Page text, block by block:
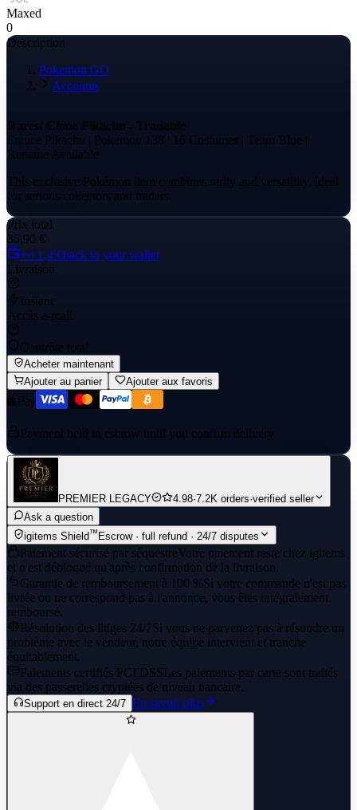
Maxed
0
Description
Pokemon GO
Accounts
Rarest Clone Pikachu - Tradable
France Pikachu | Pokémon 138 | 16 Costumes | Team Blue |
Rename Available
This exclusive Pokémon item combines rarity and versatility, ideal
for serious collectors and traders.
Prix total
35,90 €
+≈ 1,4 €back to your wallet
Livraison
Instant
Accès e-mail
Contrôle total
Acheter maintenant
Ajouter au panier
Ajouter aux favoris
Payment held in escrow until you confirm delivery
PREMIER LEGACY 4.98·7.2K orders·verified seller
Ask a question
igitems Shield™ Escrow · full refund · 24/7 disputes
Paiement sécurisé par séquestreVotre paiement reste chez igitems
et n'est débloqué qu'après confirmation de la livraison.
Garantie de remboursement à 100 %Si votre commande n'est pas
livrée ou ne correspond pas à l'annonce, vous êtes intégralement
remboursé.
Résolution des litiges 24/7Si vous ne parvenez pas à résoudre un
problème avec le vendeur, notre équipe intervient et tranche
équitablement.
Paiements certifiés PCI DSSLes paiements par carte sont traités
via des passerelles cryptées de niveau bancaire.
Support en direct 24/7 En savoir plus